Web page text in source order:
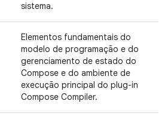
sistema.
Elementos fundamentais do
modelo de programação e do
gerenciamento de estado do
Compose e do ambiente de
execução principal do plug-in
Compose Compiler.